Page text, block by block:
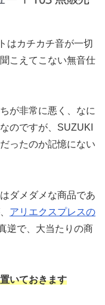
はカチカチ音が一切
こえてこない無音仕
が非常に悪く、なに
のですが、SUZUKI
ったのか記憶にない
ダメダメな商品であ
アリエクスプレスの
逆で、大当たりの商
いておきます